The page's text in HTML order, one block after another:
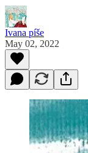
Ivana píše
May 02, 2022